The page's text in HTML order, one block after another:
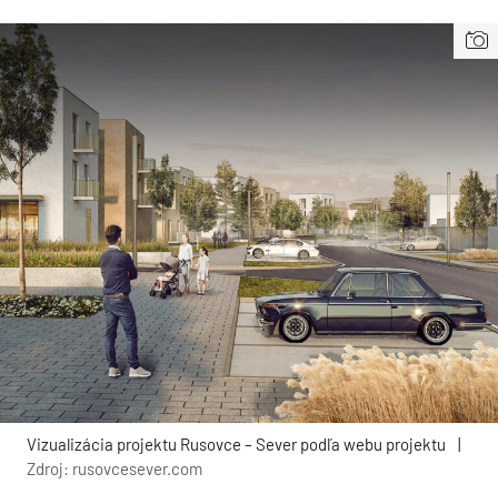
Vizualizácia projektu Rusovce – Sever podľa webu projektu
|
Zdroj: rusovcesever.com